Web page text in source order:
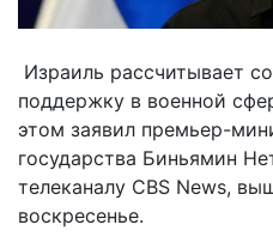
Израиль рассчитывает
поддержку в военной
этом заявил премьер-
государства Биньямин
телеканалу CBS News,
воскресенье.